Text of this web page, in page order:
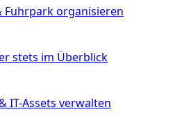
Fuhrpark organisieren
stets im Überblick
IT-Assets verwalten